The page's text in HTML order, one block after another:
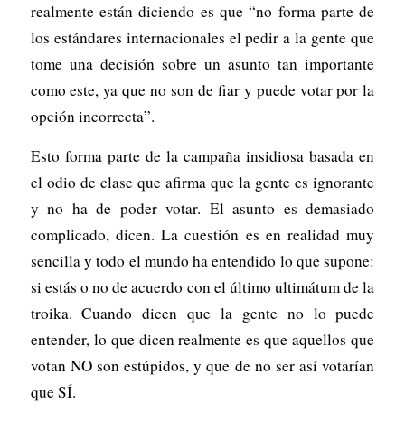
realmente están diciendo es que “no forma parte de
los estándares internacionales el pedir a la gente que
tome una decisión sobre un asunto tan importante
como este, ya que no son de fiar y puede votar por la
opción incorrecta”.
Esto forma parte de la campaña insidiosa basada en
el odio de clase que afirma que la gente es ignorante
y no ha de poder votar. El asunto es demasiado
complicado, dicen. La cuestión es en realidad muy
sencilla y todo el mundo ha entendido lo que supone:
si estás o no de acuerdo con el último ultimátum de la
troika. Cuando dicen que la gente no lo puede
entender, lo que dicen realmente es que aquellos que
votan NO son estúpidos, y que de no ser así votarían
que SÍ.